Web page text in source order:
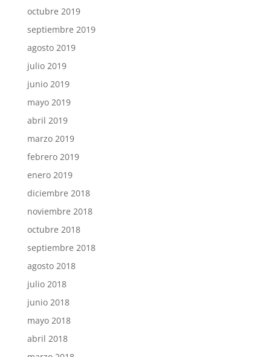
octubre 2019
septiembre 2019
agosto 2019
julio 2019
junio 2019
mayo 2019
abril 2019
marzo 2019
febrero 2019
enero 2019
diciembre 2018
noviembre 2018
octubre 2018
septiembre 2018
agosto 2018
julio 2018
junio 2018
mayo 2018
abril 2018